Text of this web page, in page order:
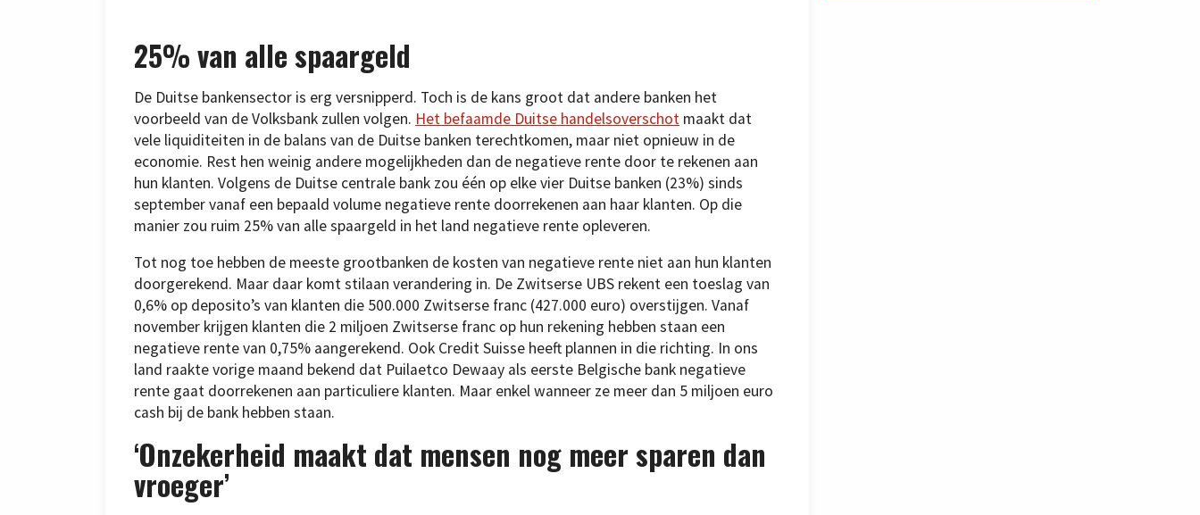
25% van alle spaargeld
De Duitse bankensector is erg versnipperd. Toch is de kans groot dat andere banken het
voorbeeld van de Volksbank zullen volgen. Het befaamde Duitse handelsoverschot maakt dat
vele liquiditeiten in de balans van de Duitse banken terechtkomen, maar niet opnieuw in de
economie. Rest hen weinig andere mogelijkheden dan de negatieve rente door te rekenen aan
hun klanten. Volgens de Duitse centrale bank zou één op elke vier Duitse banken (23%) sinds
september vanaf een bepaald volume negatieve rente doorrekenen aan haar klanten. Op die
manier zou ruim 25% van alle spaargeld in het land negatieve rente opleveren.
Tot nog toe hebben de meeste grootbanken de kosten van negatieve rente niet aan hun klanten
doorgerekend. Maar daar komt stilaan verandering in. De Zwitserse UBS rekent een toeslag van
0,6% op deposito’s van klanten die 500.000 Zwitserse franc (427.000 euro) overstijgen. Vanaf
november krijgen klanten die 2 miljoen Zwitserse franc op hun rekening hebben staan een
negatieve rente van 0,75% aangerekend. Ook Credit Suisse heeft plannen in die richting. In ons
land raakte vorige maand bekend dat Puilaetco Dewaay als eerste Belgische bank negatieve
rente gaat doorrekenen aan particuliere klanten. Maar enkel wanneer ze meer dan 5 miljoen euro
cash bij de bank hebben staan.
‘Onzekerheid maakt dat mensen nog meer sparen dan
vroeger’